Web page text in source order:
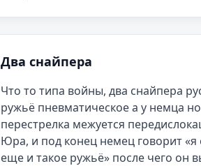
Два снайпера
Что то типа войны, два снайпера
ружьё пневматическое а у немца
перестрелка межуется
Юра, и под конец немец говорит «я
еще и такое ружьё» после чего он